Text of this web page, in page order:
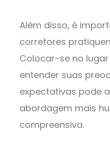
Além disso, é
corretores
Colocar-se no
entender suas
expectativas pode
abordagem mais
compreensiva.